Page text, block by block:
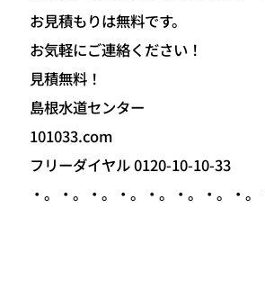
お見積もりは無料です。
お気軽にご連絡ください！
見積無料！
島根水道センター
101033.com
フリーダイヤル 0120-10-10-33
・。・。・。・。・。・。・。・。